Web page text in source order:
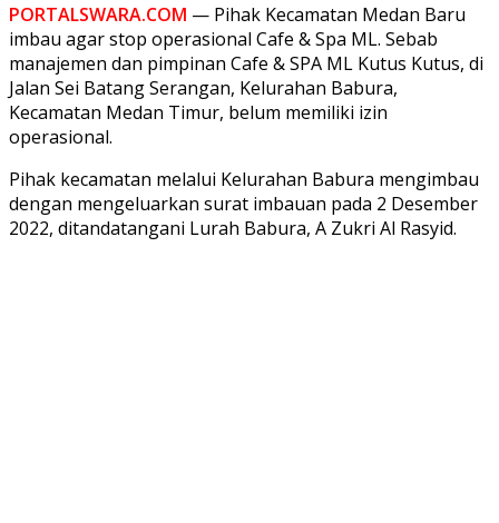
PORTALSWARA.COM — Pihak Kecamatan Medan Baru
imbau agar stop operasional Cafe & Spa ML. Sebab
manajemen dan pimpinan Cafe & SPA ML Kutus Kutus, di
Jalan Sei Batang Serangan, Kelurahan Babura,
Kecamatan Medan Timur, belum memiliki izin
operasional.
Pihak kecamatan melalui Kelurahan Babura mengimbau
dengan mengeluarkan surat imbauan pada 2 Desember
2022, ditandatangani Lurah Babura, A Zukri Al Rasyid.